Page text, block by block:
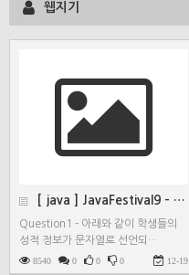
웹지기
[ java ] JavaFestival9 - Quest…
Question1 - 아래와 같이 학생들의
성적 정보가 문자열로 선언되…
8540 0 0 0 12-19